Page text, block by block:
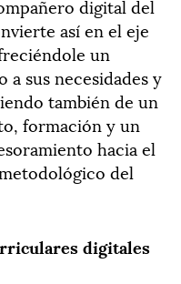
digital del
así en el eje
un
a sus necesidades y
también de un
formación y un
hacia el
del
digitales